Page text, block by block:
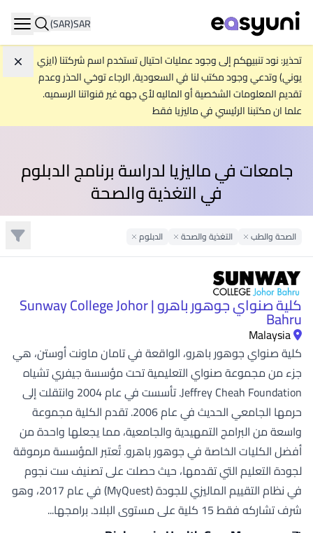
SAR
(SAR)
تحذير: نود تنبيهكم إلى وجود عمليات احتيال تستخدم اسم شركتنا (ايزي
يوني) وتدعي وجود مكتب لنا في السعودية, الرجاء توخي الحذر وعدم
تقديم المعلومات الشخصية أو الماليه لأي جهه غير قنواتنا الرسميه.
علما ان مكتبنا الرئيسي في ماليزيا فقط
جامعات في ماليزيا لدراسة برنامج الدبلوم
في التغذية والصحة
الصحة والطبRemove Filter
التغذية والصحةRemove Filter
الدبلومRemove Filter
كلية صنواي جوهور باهرو | Sunway College Johor
Bahru
Malaysia
كلية صنواي جوهور باهرو، الواقعة في تامان ماونت أوستن، هي
جزء من مجموعة صنواي التعليمية تحت مؤسسة جيفري تشياه
Jeffrey Cheah Foundation. تأسست في عام 2004 وانتقلت إلى
حرمها الجامعي الحديث في عام 2006. تقدم الكلية مجموعة
واسعة من البرامج التمهيدية والجامعية، مما يجعلها واحدة من
أفضل الكليات الخاصة في جوهور باهرو. تُعتبر المؤسسة مرموقة
لجودة التعليم التي تقدمها، حيث حصلت على تصنيف ست نجوم
في نظام التقييم الماليزي للجودة (MyQuest) في عام 2017، وهو
شرف تشاركه فقط 15 كلية على مستوى البلاد. برامجها...